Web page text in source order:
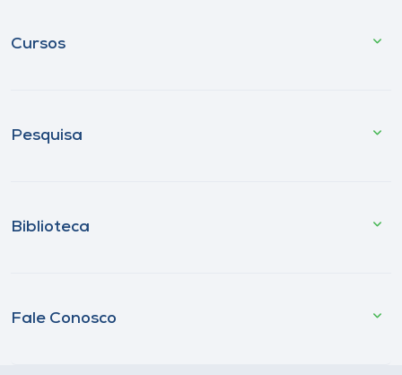
Cursos
Pesquisa
Biblioteca
Fale Conosco